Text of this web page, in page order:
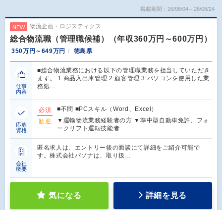
掲載期間：26/08/04～26/08/24
NEW 物流企画・ロジスティクス
総合物流職（管理職候補）（年収360万円～600万円）
350万円～649万円 徳島県
仕事
内容
■総合物流業務における以下の管理職業務を担当していただき
ます。 1.商品入出庫管理 2.顧客管理 3.パソコンを使用した業
務処…
応募
資格
必須
■不問 ■PCスキル（Word、Excel）
歓迎
▼運輸物流業務経験者の方 ▼準中型自動車免許、フォ
ークリフト運転技能者
会社
概要
匿名求人は、エントリー後の面談にて詳細をご紹介可能で
す。株式会社パソナは、取り扱…
気になる 詳細を見る